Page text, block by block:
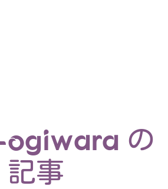
ogiwara の
記事